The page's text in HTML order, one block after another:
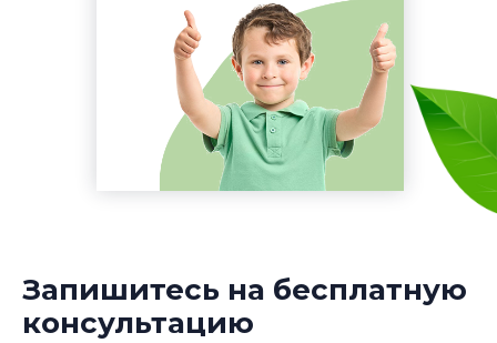
Запишитесь на бесплатную
консультацию